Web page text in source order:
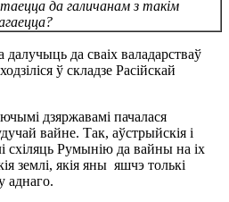
да галичанам з такім
да сваіх валадарстваў
ў складзе Расійскай
дзяржавамі пачалася
вайне. Так, аўстрыйскія і
схіляць Румынію да вайны на іх
землі, якія яны яшчэ толькі
аднаго.